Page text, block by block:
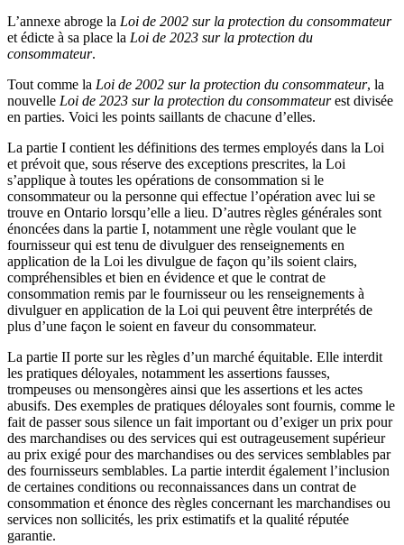
L’annexe abroge la Loi de 2002 sur la protection du consommateur
et édicte à sa place la Loi de 2023 sur la protection du
consommateur.
Tout comme la Loi de 2002 sur la protection du consommateur, la
nouvelle Loi de 2023 sur la protection du consommateurest divisée
en parties. Voici les points saillants de chacune d’elles.
La partie I contient les définitions des termes employés dans la Loi
et prévoit que, sous réserve des exceptions prescrites, la Loi
s’applique à toutes les opérations de consommation si le
consommateur ou la personne qui effectue l’opération avec lui se
trouve en Ontario lorsqu’elle a lieu. D’autres règles générales sont
énoncées dans la partie I, notamment une règle voulant que le
fournisseur qui est tenu de divulguer des renseignements en
application de la Loi les divulgue de façon qu’ils soient clairs,
compréhensibles et bien en évidence et que le contrat de
consommation remis par le fournisseur ou les renseignements à
divulguer en application de la Loi qui peuvent être interprétés de
plus d’une façon le soient en faveur du consommateur.
La partie II porte sur les règles d’un marché équitable. Elle interdit
les pratiques déloyales, notamment les assertions fausses,
trompeuses ou mensongères ainsi que les assertions et les actes
abusifs. Des exemples de pratiques déloyales sont fournis, comme le
fait de passer sous silence un fait important ou d’exiger un prix pour
des marchandises ou des services qui est outrageusement supérieur
au prix exigé pour des marchandises ou des services semblables par
des fournisseurs semblables. La partie interdit également l’inclusion
de certaines conditions ou reconnaissances dans un contrat de
consommation et énonce des règles concernant les marchandises ou
services non sollicités, les prix estimatifs et la qualité réputée
garantie.